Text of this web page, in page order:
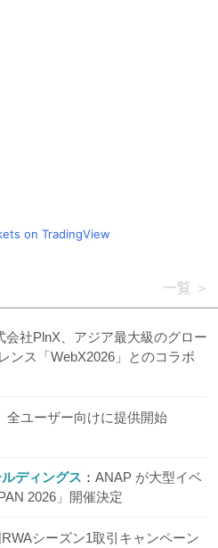
on TradingView
一覧
会社PlnX、アジア最大級のグロー
ンス「WebX2026」とのコラボ
全ユーザー向けに提供開始
ディングス
ANAP が大型イベ
2026」開催決定
シーズン1取引キャンペーン